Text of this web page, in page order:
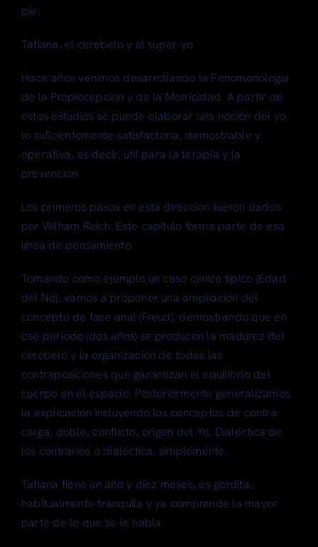
pie.
Tatiana, el cerebelo y el super-yo
Hace años venimos desarrollando la Fenomenología
de la Propiocepción y de la Motricidad. A partir de
estos estudios se puede elaborar una noción del yo
lo suficientemente satisfactoria, demostrable y
operativa, es decir, útil para la terapia y la
prevención.
Los primeros pasos en esta dirección fueron dados
por Wilham Reich. Este capítulo forma parte de esa
línea de pensamiento.
Tomando como ejemplo un caso clínico típico (Edad
del No), vamos a proponer una ampliación del
concepto de fase anal (Freud), demostrando que en
ese periodo (dos años) se producen la madurez del
cerebelo y la organización de todas las
contraposiciones que garantizan el equilibrio del
cuerpo en el espacio. Posteriormente generalizamos
la explicación incluyendo los conceptos de contra-
carga, doble, conflicto, origen del Yo, Dialéctica de
los contrarios o dialéctica, simplemente.
Tatiana tiene un año y diez meses, es gordita,
habitualmente tranquila y ya comprende la mayor
parte de lo que se le habla.